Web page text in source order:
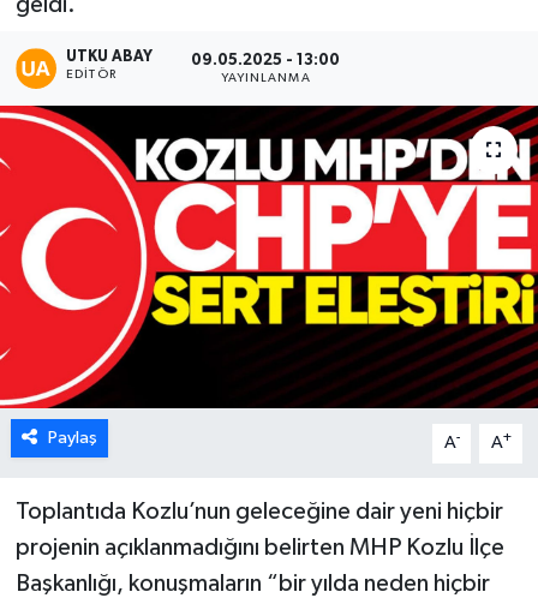
geldi.
UTKU ABAY
EDITÖR
09.05.2025 - 13:00
YAYINLANMA
Paylaş A- A+
Toplantıda Kozlu’nun geleceğine dair yeni hiçbir
projenin açıklanmadığını belirten MHP Kozlu İlçe
Başkanlığı, konuşmaların “bir yılda neden hiçbir
Gökçebey
Bartın
Karabük
Haber Arşivi